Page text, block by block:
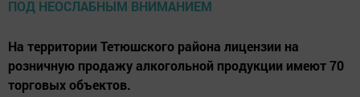
На территории Тетюшского района лицензии на
розничную продажу алкогольной продукции имеют 70
торговых объектов.